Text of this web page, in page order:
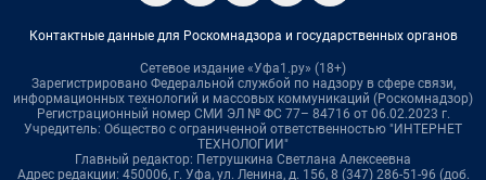
Контактные данные для Роскомнадзора и государственных органов
Сетевое издание «Уфа1.ру» (18+)
Зарегистрировано Федеральной службой по надзору в сфере связи,
информационных технологий и массовых коммуникаций (Роскомнадзор)
Регистрационный номер СМИ ЭЛ № ФС 77– 84716 от 06.02.2023 г.
Учредитель: Общество с ограниченной ответственностью "ИНТЕРНЕТ
ТЕХНОЛОГИИ"
Главный редактор: Петрушкина Светлана Алексеевна
Адрес редакции: 450006, г. Уфа, ул. Ленина, д. 156, 8 (347) 286-51-96 (доб.